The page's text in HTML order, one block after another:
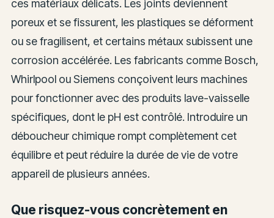
ces matériaux délicats. Les joints deviennent
poreux et se fissurent, les plastiques se déforment
ou se fragilisent, et certains métaux subissent une
corrosion accélérée. Les fabricants comme Bosch,
Whirlpool ou Siemens conçoivent leurs machines
pour fonctionner avec des produits lave-vaisselle
spécifiques, dont le pH est contrôlé. Introduire un
déboucheur chimique rompt complètement cet
équilibre et peut réduire la durée de vie de votre
appareil de plusieurs années.
Que risquez-vous concrètement en